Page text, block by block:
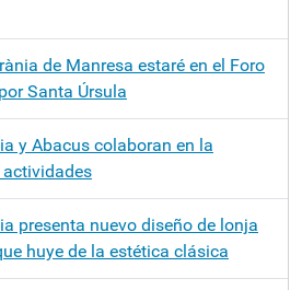
de Manresa estaré en el Foro
Santa Úrsula
y Abacus colaboran en la
presenta nuevo diseño de lonja
huye de la estética clásica